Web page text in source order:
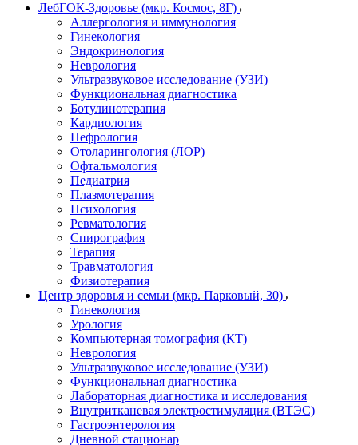
ЛебГОК-Здоровье (мкр. Космос, 8Г)
Аллергология и иммунология
Гинекология
Эндокринология
Неврология
Ультразвуковое исследование (УЗИ)
Функциональная диагностика
Ботулинотерапия
Кардиология
Нефрология
Отоларингология (ЛОР)
Офтальмология
Педиатрия
Плазмотерапия
Психология
Ревматология
Спирография
Терапия
Травматология
Физиотерапия
Центр здоровья и семьи (мкр. Парковый, 30)
Гинекология
Урология
Компьютерная томография (КТ)
Неврология
Ультразвуковое исследование (УЗИ)
Функциональная диагностика
Лабораторная диагностика и исследования
Внутритканевая электростимуляция (ВТЭС)
Гастроэнтерология
Дневной стационар